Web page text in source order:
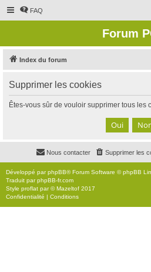
FAQ
Forum
Index du forum
Supprimer les cookies
Êtes-vous sûr de vouloir supprimer tous les
Supprimer les
Nous contacter
Développé parphpBB® Forum Software © phpBB
Traduit parphpBB-fr.com
Style proflat par ©Mazeltof 2017
Confidentialité | Conditions